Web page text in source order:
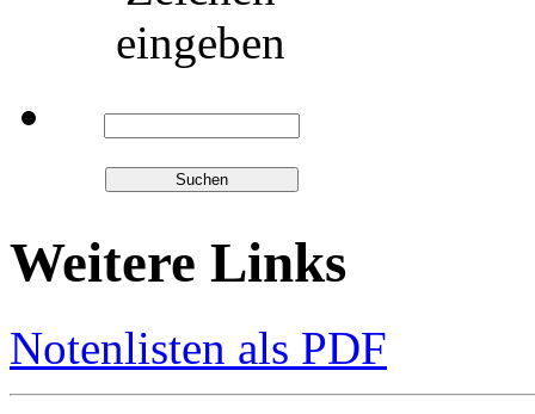
eingeben
Weitere Links
Notenlisten als PDF